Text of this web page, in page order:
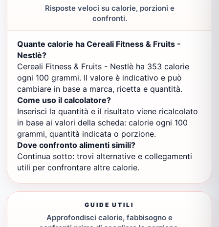
Risposte veloci su calorie, porzioni e
confronti.
Quante calorie ha Cereali Fitness & Fruits -
Nestlè?
Cereali Fitness & Fruits - Nestlè ha 353 calorie
ogni 100 grammi. Il valore è indicativo e può
cambiare in base a marca, ricetta e quantità.
Come uso il calcolatore?
Inserisci la quantità e il risultato viene ricalcolato
in base ai valori della scheda: calorie ogni 100
grammi, quantità indicata o porzione.
Dove confronto alimenti simili?
Continua sotto: trovi alternative e collegamenti
utili per confrontare altre calorie.
GUIDE UTILI
Approfondisci calorie, fabbisogno e